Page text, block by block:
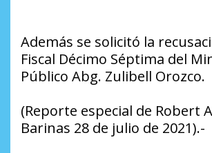
Además se solicitó la
Fiscal Décimo Séptima del
Público Abg. Zulibell Orozco.
(Reporte especial de Robert
Barinas 28 de julio de 2021).-